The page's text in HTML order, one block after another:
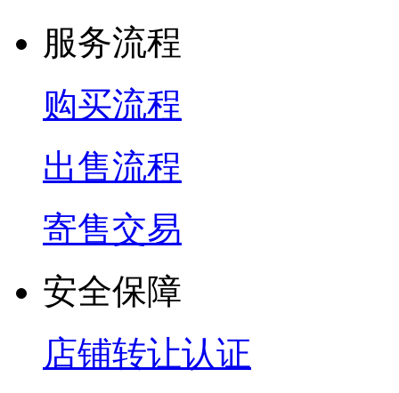
服务流程
购买流程
出售流程
寄售交易
安全保障
店铺转让认证